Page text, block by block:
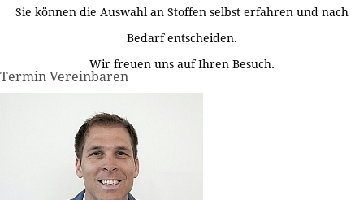
Sie können die Auswahl an Stoffen selbst erfahren und nach
Bedarf entscheiden.
Wir freuen uns auf Ihren Besuch.
Termin Vereinbaren